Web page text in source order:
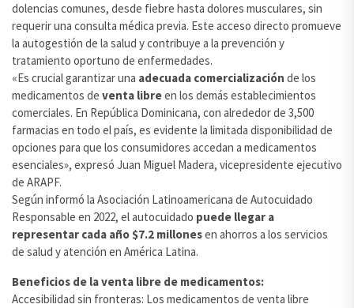
dolencias comunes, desde fiebre hasta dolores musculares, sin
requerir una consulta médica previa. Este acceso directo promueve
la autogestión de la salud y contribuye a la prevención y
tratamiento oportuno de enfermedades.
«Es crucial garantizar una adecuada comercialización de los
medicamentos de venta libreen los demás establecimientos
comerciales. En República Dominicana, con alrededor de 3,500
farmacias en todo el país, es evidente la limitada disponibilidad de
opciones para que los consumidores accedan a medicamentos
esenciales», expresó Juan Miguel Madera, vicepresidente ejecutivo
de ARAPF.
Según informó la Asociación Latinoamericana de Autocuidado
Responsable en 2022, el autocuidado puede llegar a
representar cada año $7.2 millonesen ahorros a los servicios
de salud y atención en América Latina.
Beneficios de la venta libre de medicamentos:
Accesibilidad sin fronteras: Los medicamentos de venta libre